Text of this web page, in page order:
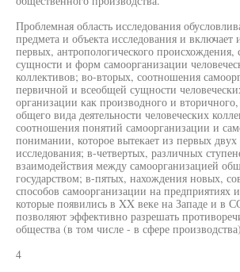
Проблемная область исследования
предмета и объекта исследования и включает
первых, антропологического происхождения,
сущности и форм самоорганизации
коллективов; во-вторых, соотношения
первичной и всеобщей сущности
организации как производного и
общего вида деятельности человеческих
соотношения понятий самоорганизации и
понимании, которое вытекает из первых
исследования; в-четвертых, различных
взаимодействия между самоорганизацией
государством; в-пятых, нахождения новых,
способов самоорганизации на предприятиях
которые появились в XX веке на Западе и в
позволяют эффективно разрешать
общества (в том числе - в сфере
4